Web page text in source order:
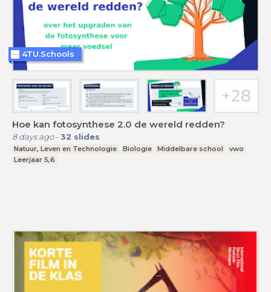
Hoe kan fotosynthese 2.0 de wereld redden?
8 days ago- 32 slides
Natuur, Leven en Technologie Biologie Middelbare school
vwo
Leerjaar 5,6
4TU.Schools